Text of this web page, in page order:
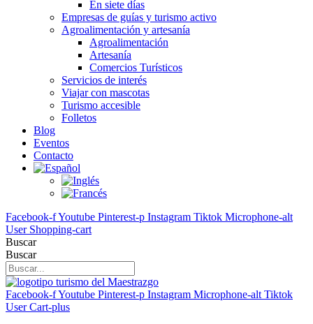
En siete días
Empresas de guías y turismo activo
Agroalimentación y artesanía
Agroalimentación
Artesanía
Comercios Turísticos
Servicios de interés
Viajar con mascotas
Turismo accesible
Folletos
Blog
Eventos
Contacto
Facebook-fYoutube Pinterest-p Instagram Tiktok Microphone-alt
User Shopping-cart
Buscar
Buscar
Facebook-fYoutube Pinterest-p Instagram Microphone-alt Tiktok
User Cart-plus